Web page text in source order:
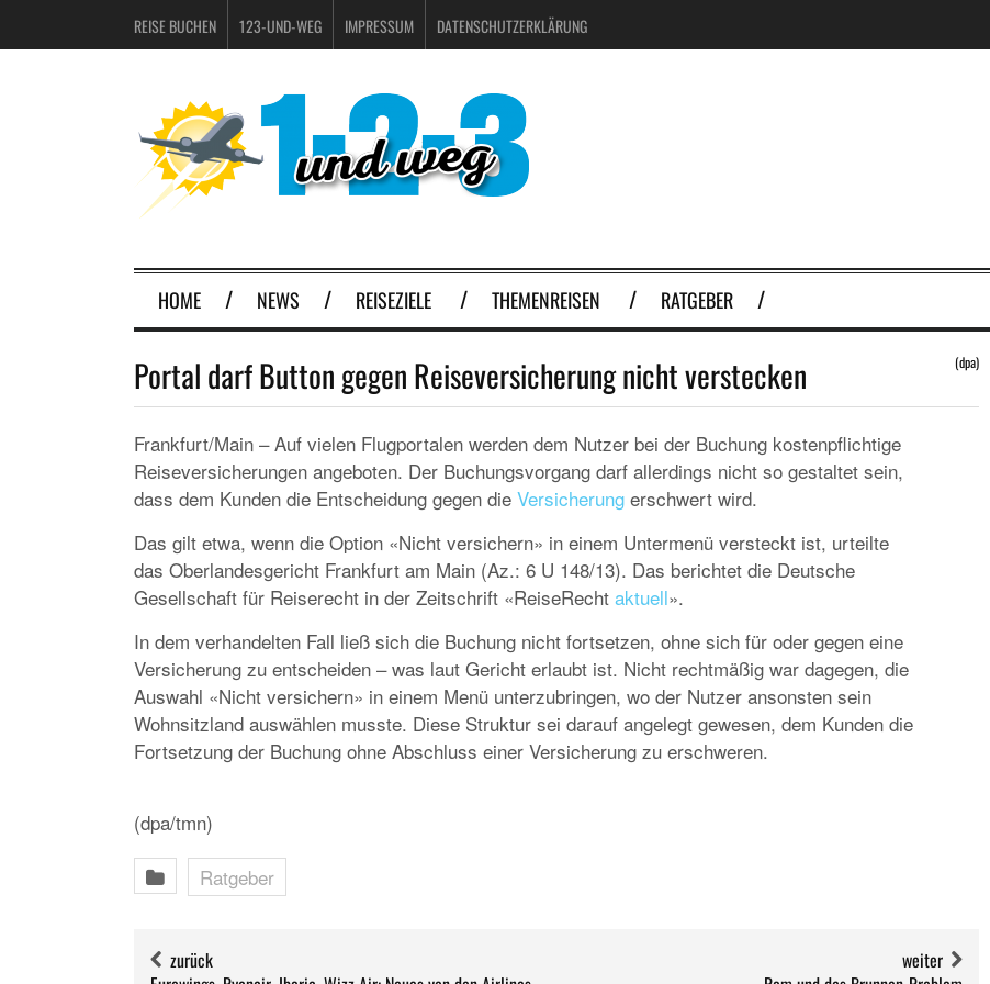
REISE BUCHEN 123-UND-WEG IMPRESSUM DATENSCHUTZERKLÄRUNG
HOME NEWS REISEZIELE THEMENREISEN RATGEBER
Portal darf Button gegen Reiseversicherung nicht verstecken (dpa)
Frankfurt/Main – Auf vielen Flugportalen werden dem Nutzer bei der Buchung kostenpflichtige
Reiseversicherungen angeboten. Der Buchungsvorgang darf allerdings nicht so gestaltet sein,
dass dem Kunden die Entscheidung gegen die Versicherung erschwert wird.
Das gilt etwa, wenn die Option «Nicht versichern» in einem Untermenü versteckt ist, urteilte
das Oberlandesgericht Frankfurt am Main (Az.: 6 U 148/13). Das berichtet die Deutsche
Gesellschaft für Reiserecht in der Zeitschrift «ReiseRecht aktuell».
In dem verhandelten Fall ließ sich die Buchung nicht fortsetzen, ohne sich für oder gegen eine
Versicherung zu entscheiden – was laut Gericht erlaubt ist. Nicht rechtmäßig war dagegen, die
Auswahl «Nicht versichern» in einem Menü unterzubringen, wo der Nutzer ansonsten sein
Wohnsitzland auswählen musste. Diese Struktur sei darauf angelegt gewesen, dem Kunden die
Fortsetzung der Buchung ohne Abschluss einer Versicherung zu erschweren.
(dpa/tmn)
Ratgeber
zurück
weiter
DAS PROGRAMM DER KIELER WOCHE 2024:
EIN FEST FÜR ALLE SINNE